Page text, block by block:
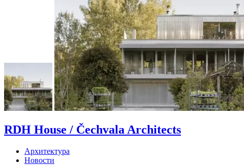
RDH House / Čechvala Architects
Архитектура
Новости